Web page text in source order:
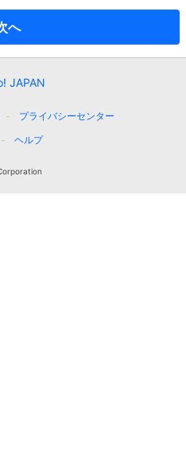
へ
JAPAN
プライバシーセンター
ヘルプ